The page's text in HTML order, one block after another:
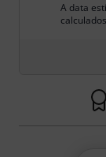
A data